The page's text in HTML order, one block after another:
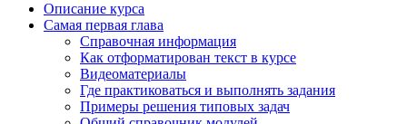
Описание курса
Самая первая глава
Справочная информация
Как отформатирован текст в курсе
Видеоматериалы
Где практиковаться и выполнять задания
Примеры решения типовых задач